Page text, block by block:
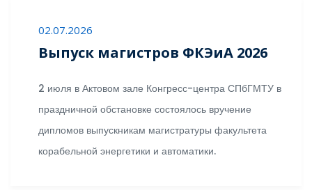
02.07.2026
Выпуск магистров ФКЭиА 2026
2 июля в Актовом зале Конгресс-центра СПбГМТУ в
праздничной обстановке состоялось вручение
дипломов выпускникам магистратуры факультета
корабельной энергетики и автоматики.